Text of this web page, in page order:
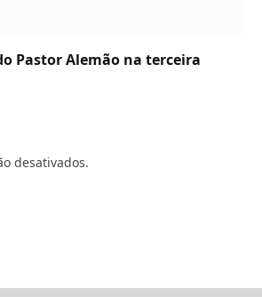
Pastor Alemão na terceira
desativados.